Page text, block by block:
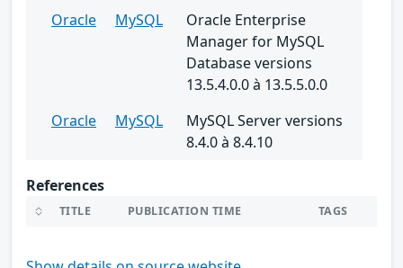
Oracle
MySQL
Oracle Enterprise
Manager for MySQL
Database versions
13.5.4.0.0 à 13.5.5.0.0
Oracle
MySQL
MySQL Server versions
8.4.0 à 8.4.10
References
TITLE PUBLICATION TIME TAGS